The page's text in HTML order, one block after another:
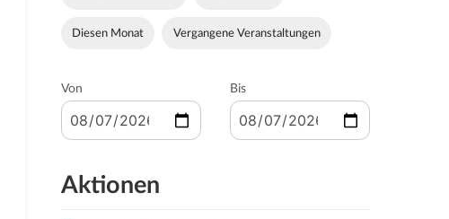
Diesen Monat Vergangene Veranstaltungen
Von Bis
Aktionen